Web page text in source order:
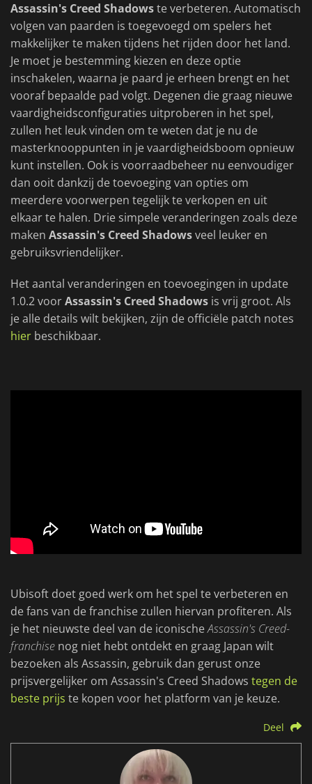
Assassin's Creed Shadowste verbeteren. Automatisch
volgen van paarden is toegevoegd om spelers het
makkelijker te maken tijdens het rijden door het land.
Je moet je bestemming kiezen en deze optie
inschakelen, waarna je paard je erheen brengt en het
vooraf bepaalde pad volgt. Degenen die graag nieuwe
vaardigheidsconfiguraties uitproberen in het spel,
zullen het leuk vinden om te weten dat je nu de
masterknooppunten in je vaardigheidsboom opnieuw
kunt instellen. Ook is voorraadbeheer nu eenvoudiger
dan ooit dankzij de toevoeging van opties om
meerdere voorwerpen tegelijk te verkopen en uit
elkaar te halen. Drie simpele veranderingen zoals deze
maken Assassin's Creed Shadowsveel leuker en
gebruiksvriendelijker.
Het aantal veranderingen en toevoegingen in update
1.0.2 voorAssassin's Creed Shadows is vrij groot. Als
je alle details wilt bekijken, zijn de officiële patch notes
hier beschikbaar.
Ubisoft doet goed werk om het spel te verbeteren en
de fans van de franchise zullen hiervan profiteren. Als
je het nieuwste deel van de iconischeAssassin's Creed-
franchise nog niet hebt ontdekt en graag Japan wilt
bezoeken als Assassin, gebruik dan gerust onze
prijsvergelijker om Assassin's Creed Shadows tegen de
beste prijs te kopen voor het platform van je keuze.
Deel